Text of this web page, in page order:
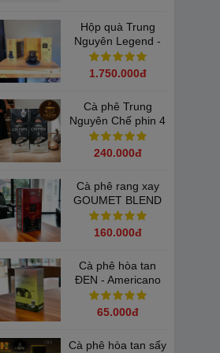
Hộp quà Trung
Nguyên Legend -
Kèm Bộ Tách và
Phin Đen Trung
1.750.000đ
Cà phê Trung
Nguyên Chế phin 4
(bịch 500gam)
240.000đ
Cà phê rang xay
GOUMET BLEND
Trung Nguyên -
Hộp 500G
160.000đ
Cà phê hòa tan
ĐEN - Americano
Trung Nguyên
Legend( Hộp 15
65.000đ
Cà phê hòa tan sấy